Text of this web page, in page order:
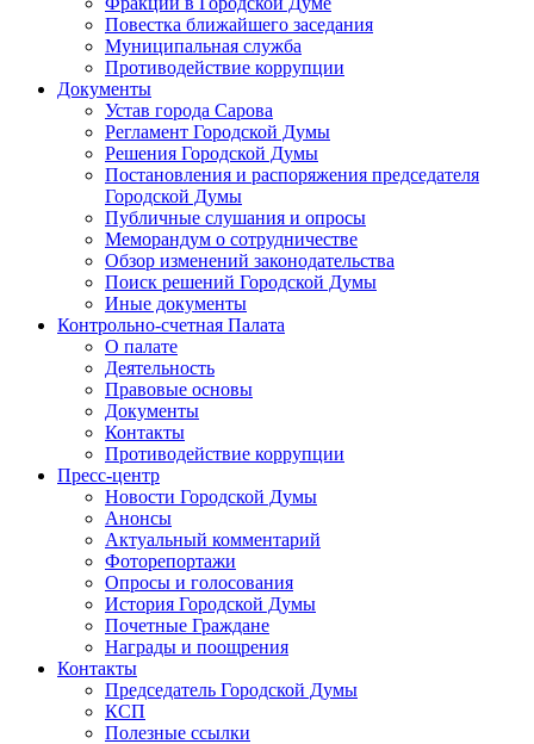
Повестка ближайшего заседания
Муниципальная служба
Противодействие коррупции
Документы
Устав города Сарова
Регламент Городской Думы
Решения Городской Думы
Постановления и распоряжения председателя
Городской Думы
Публичные слушания и опросы
Меморандум о сотрудничестве
Обзор изменений законодательства
Поиск решений Городской Думы
Иные документы
Контрольно-счетная Палата
О палате
Деятельность
Правовые основы
Документы
Контакты
Противодействие коррупции
Пресс-центр
Новости Городской Думы
Анонсы
Актуальный комментарий
Фоторепортажи
Опросы и голосования
История Городской Думы
Почетные Граждане
Награды и поощрения
Контакты
Председатель Городской Думы
КСП
Полезные ссылки